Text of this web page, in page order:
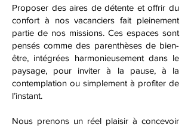
Proposer des aires de détente et offrir du
confort à nos vacanciers fait pleinement
partie de nos missions. Ces espaces sont
pensés comme des parenthèses de bien-
être, intégrées harmonieusement dans le
paysage, pour inviter à la pause, à la
contemplation ou simplement à profiter de
l’instant.
Nous prenons un réel plaisir à concevoir